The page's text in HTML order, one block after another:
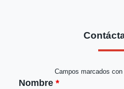
Campos marcados con
Nombre *